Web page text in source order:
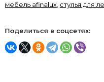
мебель afinalux, стулья для
Поделиться в соцсетях: